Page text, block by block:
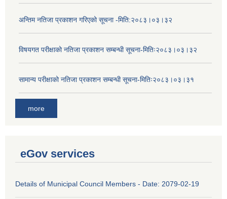
अन्तिम नतिजा प्रकाशन गरिएको सूचना -मिति:२०८३।०३।३२
विषयगत परीक्षाको नतिजा प्रकाशन सम्बन्धी सूचना-मितिः२०८३।०३।३२
सामान्य परीक्षाको नतिजा प्रकाशन सम्बन्धी सूचना-मितिः२०८३।०३।३१
more
eGov services
Details of Municipal Council Members - Date: 2079-02-19